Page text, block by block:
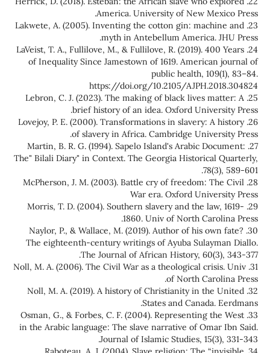
America. University of New Mexico Press.‏
23. Lakwete, A. (2005). Inventing the cotton gin: machine and
myth in Antebellum America. JHU Press.‏
24. LaVeist, T. A., Fullilove, M., & Fullilove, R. (2019). 400 Years
of Inequality Since Jamestown of 1619. American journal of
public health, 109(1), 83–84.
https://doi.org/10.2105/AJPH.2018.304824
25. Lebron, C. J. (2023). The making of black lives matter: A
brief history of an idea. Oxford University Press.‏
26. Lovejoy, P. E. (2000). Transformations in slavery: A history
of slavery in Africa. Cambridge University Press.
27. Martin, B. R. G. (1994). Sapelo Island's Arabic Document:
The" Bilali Diary" in Context. The Georgia Historical Quarterly,
78(3), 589-601.‏
28. McPherson, J. M. (2003). Battle cry of freedom: The Civil
War era. Oxford University Press
29. Morris, T. D. (2004). Southern slavery and the law, 1619-
1860. Univ of North Carolina Press.
30. Naylor, P., & Wallace, M. (2019). Author of his own fate?
The eighteenth-century writings of Ayuba Sulayman Diallo.
The Journal of African History, 60(3), 343-377.‏
31. Noll, M. A. (2006). The Civil War as a theological crisis. Univ
of North Carolina Press.
32. Noll, M. A. (2019). A history of Christianity in the United
States and Canada. Eerdmans.
33. Osman, G., & Forbes, C. F. (2004). Representing the West
in the Arabic language: The slave narrative of Omar Ibn Said.
Journal of Islamic Studies, 15(3), 331-343.‏